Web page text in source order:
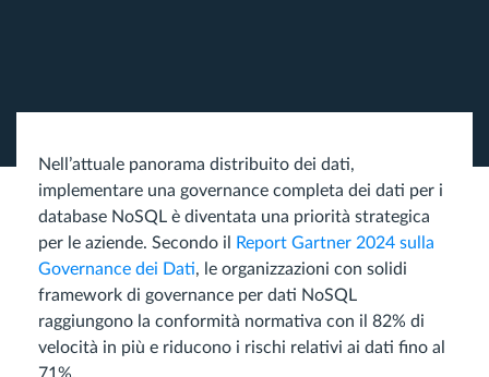
Nell’attuale panorama distribuito dei dati,
implementare una governance completa dei dati per i
database NoSQL è diventata una priorità strategica
per le aziende. Secondo il
Report Gartner 2024 sulla
Governance dei Dati, le organizzazioni con solidi
framework di governance per dati NoSQL
raggiungono la conformità normativa con il 82% di
velocità in più e riducono i rischi relativi ai dati fino al